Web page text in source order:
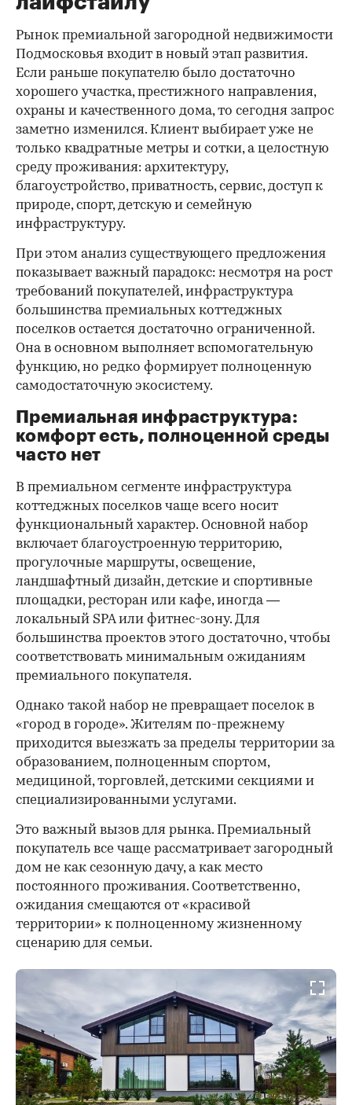
Рынок премиальной загородной недвижимости
Подмосковья входит в новый этап развития.
Если раньше покупателю было достаточно
хорошего участка, престижного направления,
охраны и качественного дома, то сегодня запрос
заметно изменился. Клиент выбирает уже не
только квадратные метры и сотки, а целостную
среду проживания: архитектуру,
благоустройство, приватность, сервис, доступ к
природе, спорт, детскую и семейную
инфраструктуру.
При этом анализ существующего предложения
показывает важный парадокс: несмотря на рост
требований покупателей, инфраструктура
большинства премиальных коттеджных
поселков остается достаточно ограниченной.
Она в основном выполняет вспомогательную
функцию, но редко формирует полноценную
самодостаточную экосистему.
Премиальная инфраструктура:
комфорт есть, полноценной среды
часто нет
00:00 / 00:00
В премиальном сегменте инфраструктура
коттеджных поселков чаще всего носит
функциональный характер. Основной набор
включает благоустроенную территорию,
прогулочные маршруты, освещение,
ландшафтный дизайн, детские и спортивные
площадки, ресторан или кафе, иногда —
локальный SPA или фитнес-зону. Для
большинства проектов этого достаточно, чтобы
соответствовать минимальным ожиданиям
премиального покупателя.
Однако такой набор не превращает поселок в
«город в городе». Жителям по-прежнему
приходится выезжать за пределы территории за
образованием, полноценным спортом,
медициной, торговлей, детскими секциями и
специализированными услугами.
Это важный вызов для рынка. Премиальный
покупатель все чаще рассматривает загородный
дом не как сезонную дачу, а как место
постоянного проживания. Соответственно,
ожидания смещаются от «красивой
территории» к полноценному жизненному
сценарию для семьи.